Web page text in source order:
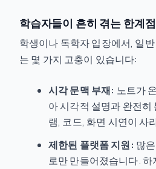
학습자들이 흔히 겪는 한계
학생이나 독학자 입장에서, 일
는 몇 가지 고충이 있습니다:
시각 문맥 부재: 노트가
아 시각적 설명과 완전
램, 코드, 화면 시연이 사
제한된 플랫폼 지원: 많
로만 만들어졌습니다. 하